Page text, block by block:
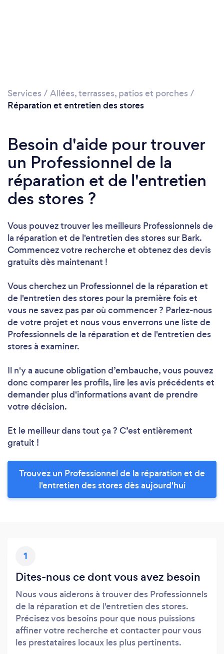
Services / Allées, terrasses, patios et porches /
Réparation et entretien des stores
Besoin d'aide pour trouver
un Professionnel de la
réparation et de l'entretien
des stores ?
Vous pouvez trouver les meilleurs Professionnels de
la réparation et de l'entretien des stores sur Bark.
Commencez votre recherche et obtenez des devis
gratuits dès maintenant !
Vous cherchez un Professionnel de la réparation et
de l'entretien des stores pour la première fois et
vous ne savez pas par où commencer ? Parlez-nous
de votre projet et nous vous enverrons une liste de
Professionnels de la réparation et de l'entretien des
stores à examiner.
Il n'y a aucune obligation d’embauche, vous pouvez
donc comparer les profils, lire les avis précédents et
demander plus d'informations avant de prendre
votre décision.
Et le meilleur dans tout ça ? C’est entièrement
gratuit !
Trouvez un Professionnel de la réparation et de
l'entretien des stores dès aujourd'hui
1
Dites-nous ce dont vous avez besoin
Nous vous aiderons à trouver des Professionnels
de la réparation et de l'entretien des stores.
Précisez vos besoins pour que nous puissions
affiner votre recherche et contacter pour vous
les prestataires locaux les plus pertinents.